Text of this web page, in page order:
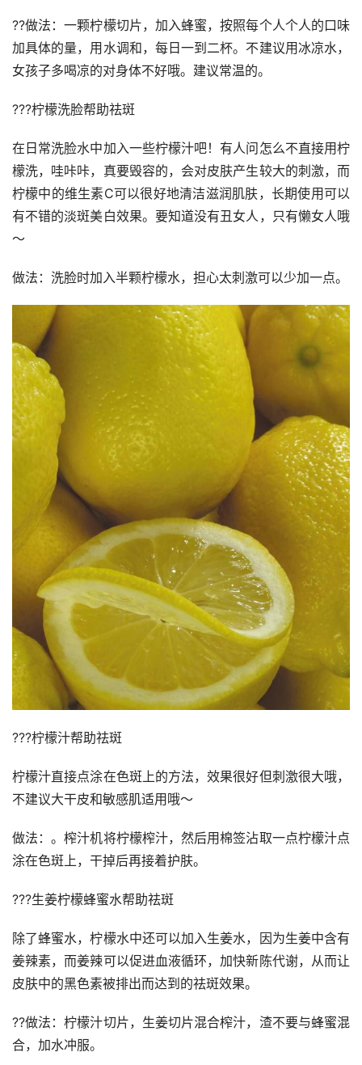
??做法：一颗柠檬切片，加入蜂蜜，按照每个人个人的口味
加具体的量，用水调和，每日一到二杯。不建议用冰凉水，
女孩子多喝凉的对身体不好哦。建议常温的。
???柠檬洗脸帮助祛斑
在日常洗脸水中加入一些柠檬汁吧！有人问怎么不直接用柠
檬洗，哇咔咔，真要毁容的，会对皮肤产生较大的刺激，而
柠檬中的维生素C可以很好地清洁滋润肌肤，长期使用可以
有不错的淡斑美白效果。要知道没有丑女人，只有懒女人哦
～
做法：洗脸时加入半颗柠檬水，担心太刺激可以少加一点。
???柠檬汁帮助祛斑
柠檬汁直接点涂在色斑上的方法，效果很好但刺激很大哦，
不建议大干皮和敏感肌适用哦～
做法：。榨汁机将柠檬榨汁，然后用棉签沾取一点柠檬汁点
涂在色斑上，干掉后再接着护肤。
???生姜柠檬蜂蜜水帮助祛斑
除了蜂蜜水，柠檬水中还可以加入生姜水，因为生姜中含有
姜辣素，而姜辣可以促进血液循环，加快新陈代谢，从而让
皮肤中的黑色素被排出而达到的祛斑效果。
??做法：柠檬汁切片，生姜切片混合榨汁，渣不要与蜂蜜混
合，加水冲服。